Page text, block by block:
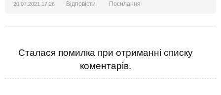
20.07.2021 17:26 Відповісти Посилання
Сталася помилка при отриманні списку
коментарів.